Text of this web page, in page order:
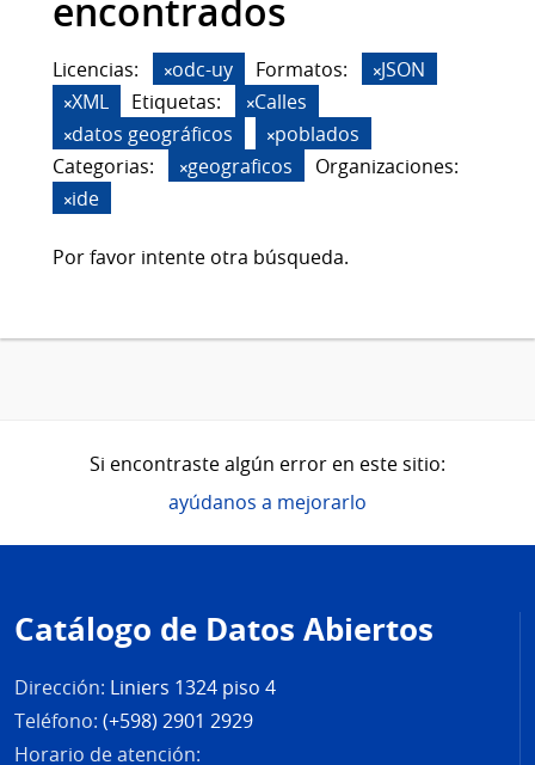
encontrados
Licencias: odc-uy Formatos:
JSON
XML
Etiquetas:
Calles
datos geográficos
poblados
Categorias:
geograficos
Organizaciones:
ide
Por favor intente otra búsqueda.
Si encontraste algún error en este sitio:
ayúdanos a mejorarlo
de
página
Catálogo de Datos Abiertos
Dirección: Liniers 1324 piso 4
Teléfono: (+598) 2901 2929
Horario de atención: